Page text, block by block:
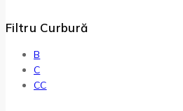
Filtru Curbură
B
C
CC